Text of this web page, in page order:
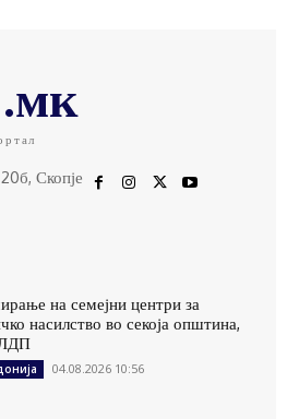
Скопје
на семејни центри за
насилство во секоја општина,
04.08.2026 10:56